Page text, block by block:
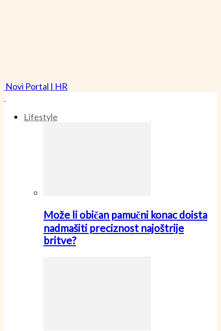
Novi Portal | HR
Lifestyle
Može li običan pamučni konac doista
nadmašiti preciznost najoštrije
britve?